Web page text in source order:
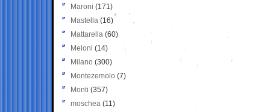
Maroni (171)
Mastella (16)
Mattarella (60)
Meloni (14)
Milano (300)
Montezemolo (7)
Monti (357)
moschea (11)